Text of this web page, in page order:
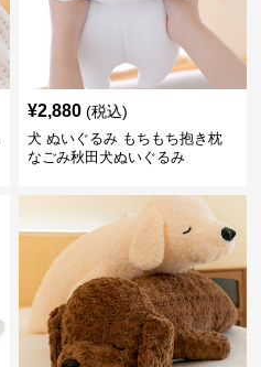
¥2,880 (税込)
犬 ぬいぐるみ もちもち抱き枕
なごみ秋田犬ぬいぐるみ